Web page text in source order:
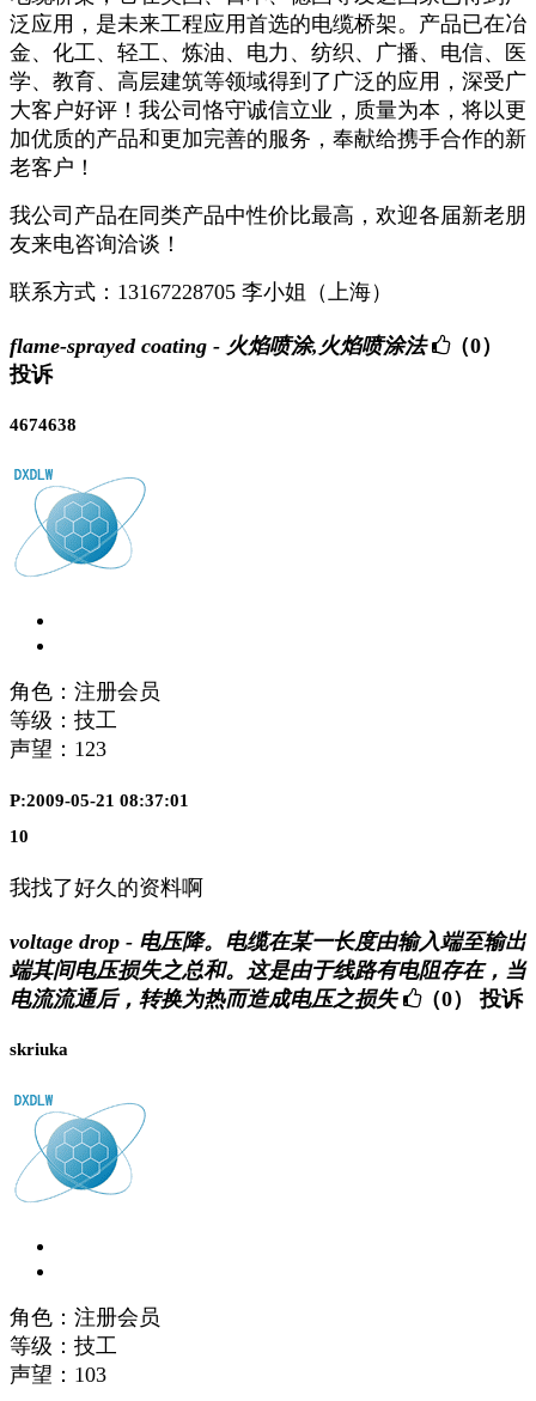
泛应用，是未来工程应用首选的电缆桥架。产品已在冶
金、化工、轻工、炼油、电力、纺织、广播、电信、医
学、教育、高层建筑等领域得到了广泛的应用，深受广
大客户好评！我公司恪守诚信立业，质量为本，将以更
加优质的产品和更加完善的服务，奉献给携手合作的新
老客户！
我公司产品在同类产品中性价比最高，欢迎各届新老朋
友来电咨询洽谈！
联系方式：13167228705 李小姐（上海）
flame-sprayed coating - 火焰喷涂,火焰喷涂法
（0）
投诉
4674638
角色：注册会员
等级：技工
声望： 123
P:2009-05-21 08:37:01
10
我找了好久的资料啊
voltage drop - 电压降。电缆在某一长度由输入端至输出
端其间电压损失之总和。这是由于线路有电阻存在，当
电流流通后，转换为热而造成电压之损失
（0） 投诉
skriuka
角色：注册会员
等级：技工
声望： 103